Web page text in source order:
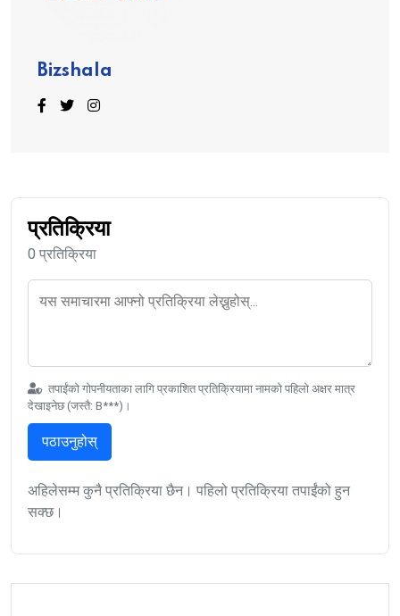
Bizshala
प्रतिक्रिया
0 प्रतिक्रिया
तपाईंको गोपनीयताका लागि प्रकाशित प्रतिक्रियामा नामको पहिलो अक्षर मात्र
देखाइनेछ (जस्तै: B***)।
पठाउनुहोस्
अहिलेसम्म कुनै प्रतिक्रिया छैन। पहिलो प्रतिक्रिया तपाईंको हुन
सक्छ।